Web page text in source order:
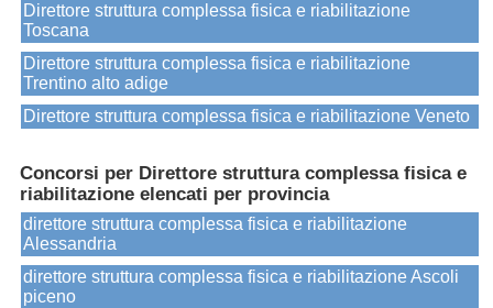
Direttore struttura complessa fisica e riabilitazione
Toscana
Direttore struttura complessa fisica e riabilitazione
Trentino alto adige
Direttore struttura complessa fisica e riabilitazione Veneto
Concorsi per Direttore struttura complessa fisica e
riabilitazione elencati per provincia
direttore struttura complessa fisica e riabilitazione
Alessandria
direttore struttura complessa fisica e riabilitazione Ascoli
piceno